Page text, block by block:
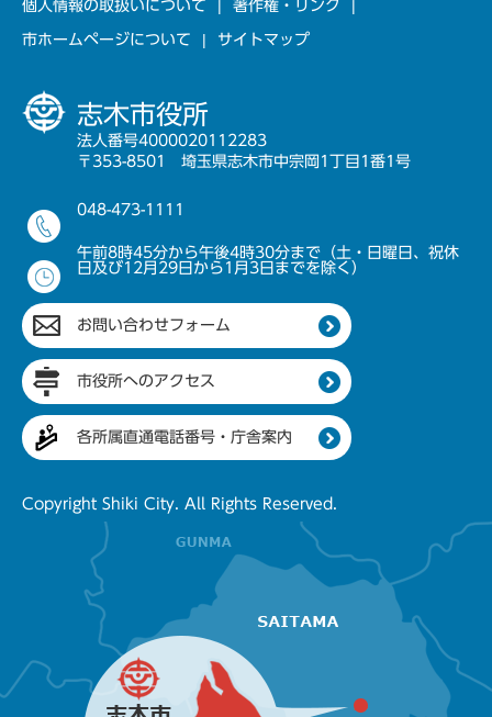
個人情報の取扱いについて 著作権・リンク
市ホームページについて サイトマップ
志木市役所
法人番号4000020112283
〒353-8501 埼玉県志木市中宗岡1丁目1番1号
048-473-1111
午前8時45分から午後4時30分まで（土・日曜日、祝休
日及び12月29日から1月3日までを除く）
お問い合わせフォーム
市役所へのアクセス
各所属直通電話番号・庁舎案内
Copyright Shiki City. All Rights Reserved.